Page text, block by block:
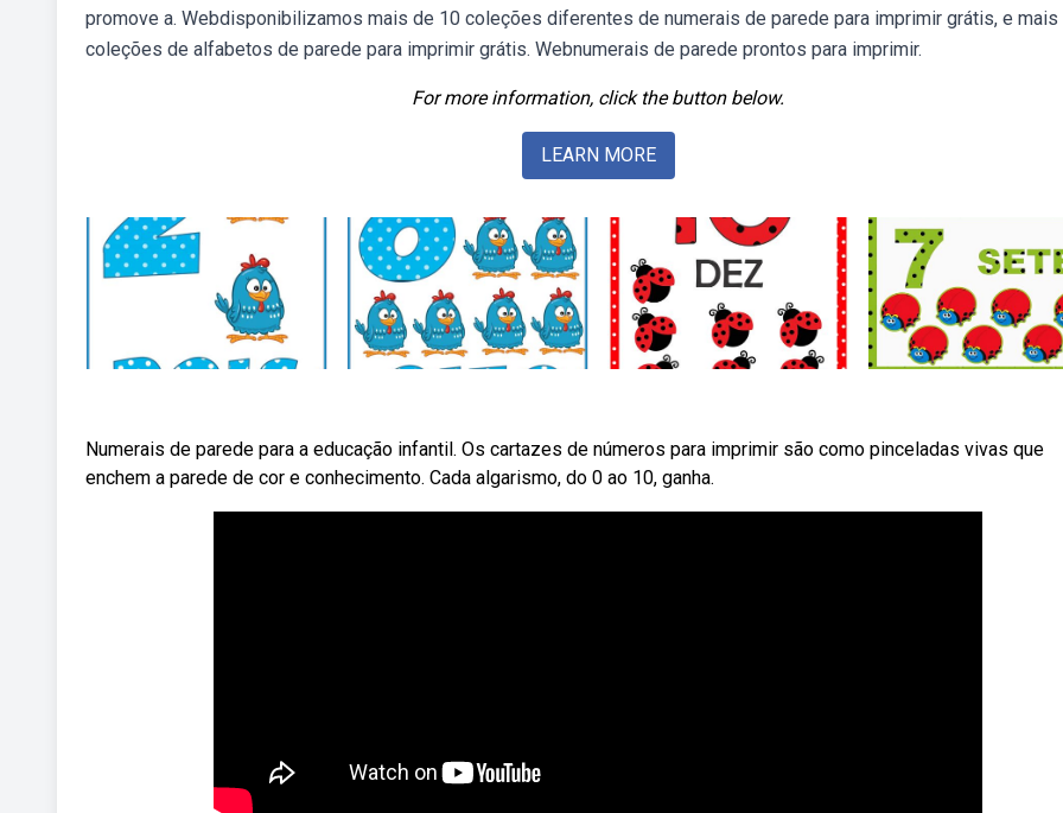
promove a. Webdisponibilizamos mais de 10 coleções diferentes de numerais de parede para imprimir grátis, e mais
coleções de alfabetos de parede para imprimir grátis. Webnumerais de parede prontos para imprimir.
For more information, click the button below.
LEARN MORE
Numerais de parede para a educação infantil. Os cartazes de números para imprimir são como pinceladas vivas que
enchem a parede de cor e conhecimento. Cada algarismo, do 0 ao 10, ganha.